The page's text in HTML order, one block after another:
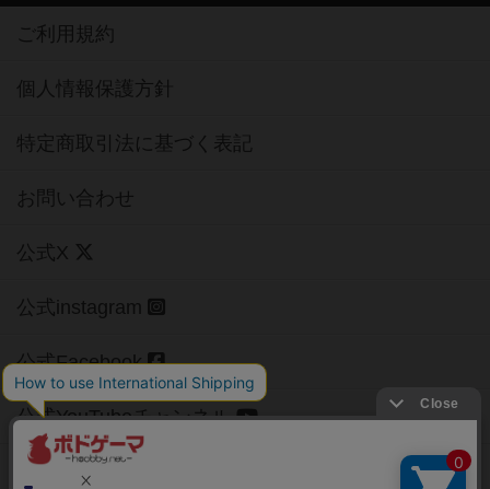
ご利用規約
個人情報保護方針
特定商取引法に基づく表記
お問い合わせ
公式X
公式instagram
公式Facebook
公式YouTubeチャンネル